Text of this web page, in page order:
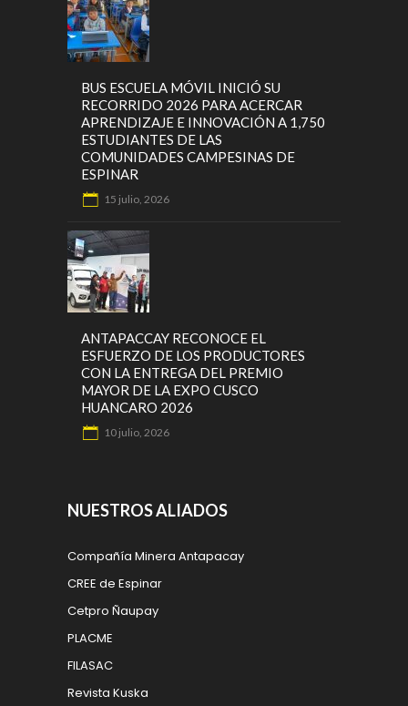
BUS ESCUELA MÓVIL INICIÓ SU
RECORRIDO 2026 PARA ACERCAR
APRENDIZAJE E INNOVACIÓN A 1,750
ESTUDIANTES DE LAS
COMUNIDADES CAMPESINAS DE
ESPINAR
15 julio, 2026
ANTAPACCAY RECONOCE EL
ESFUERZO DE LOS PRODUCTORES
CON LA ENTREGA DEL PREMIO
MAYOR DE LA EXPO CUSCO
HUANCARO 2026
10 julio, 2026
NUESTROS ALIADOS
Compañía Minera Antapacay
CREE de Espinar
Cetpro Ñaupay
PLACME
FILASAC
Revista Kuska